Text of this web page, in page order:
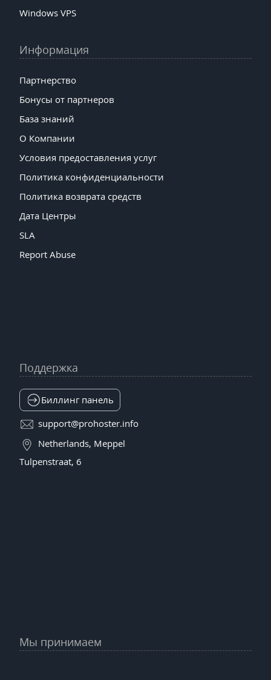
Windows VPS
Информация
Партнерство
Бонусы от партнеров
База знаний
О Компании
Условия предоставления услуг
Политика конфиденциальности
Политика возврата средств
Дата Центры
SLA
Report Abuse
Поддержка
Биллинг панель
support@prohoster.info
Netherlands, Meppel
Tulpenstraat, 6
Мы принимаем